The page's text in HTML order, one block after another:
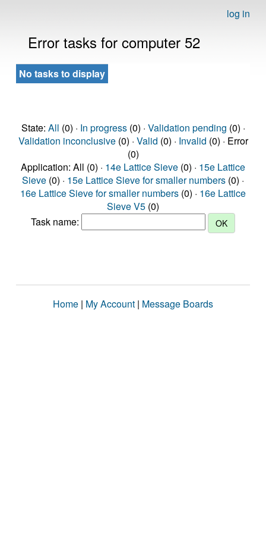
log in
Error tasks for computer 52
No tasks to display
State: All (0) · In progress(0) · Validation pending (0) ·
Validation inconclusive(0) · Valid (0) · Invalid (0) · Error
(0)
Application: All (0) · 14e Lattice Sieve (0) · 15e Lattice
Sieve (0) · 15e Lattice Sieve for smaller numbers (0) ·
16e Lattice Sieve for smaller numbers (0) · 16e Lattice
Sieve V5 (0)
Task name:
Home | My Account | Message Boards